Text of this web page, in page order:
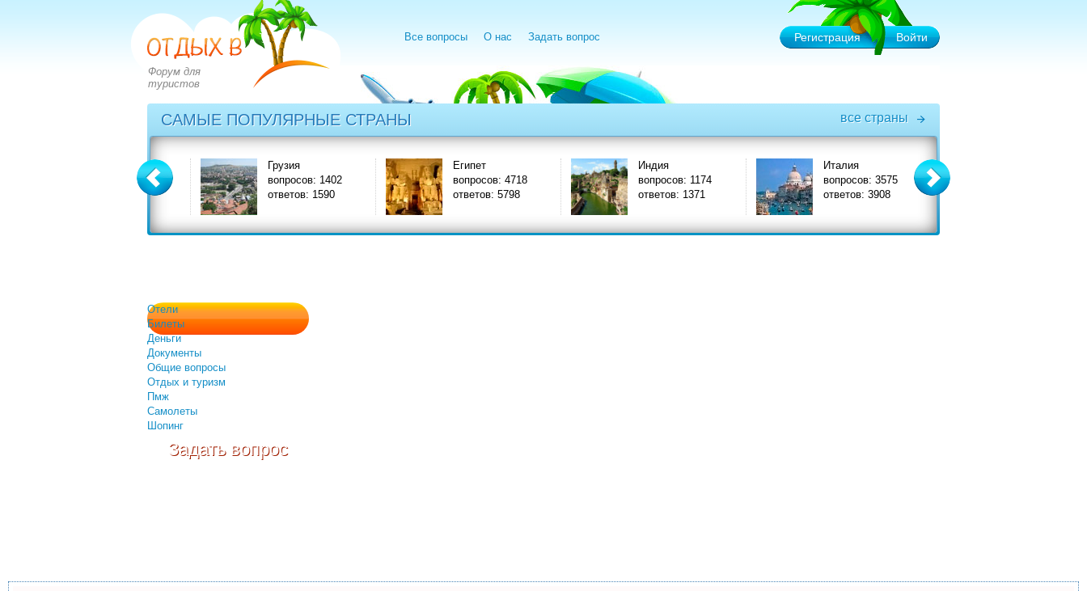
Форум для
туристов
Все вопросы О нас Задать вопрос Регистрация Войти
САМЫЕ ПОПУЛЯРНЫЕ СТРАНЫ все страны
вопросов: 2828
Грузия
вопросов: 1402
ответов: 1590
Египет
вопросов: 4718
ответов: 5798
Индия
вопросов: 1174
ответов: 1371
Италия
вопросов: 3575
ответов: 3908
Отели
Билеты
Деньги
Документы
Общие вопросы
Отдых и туризм
Пмж
Самолеты
Шопинг
Задать вопрос